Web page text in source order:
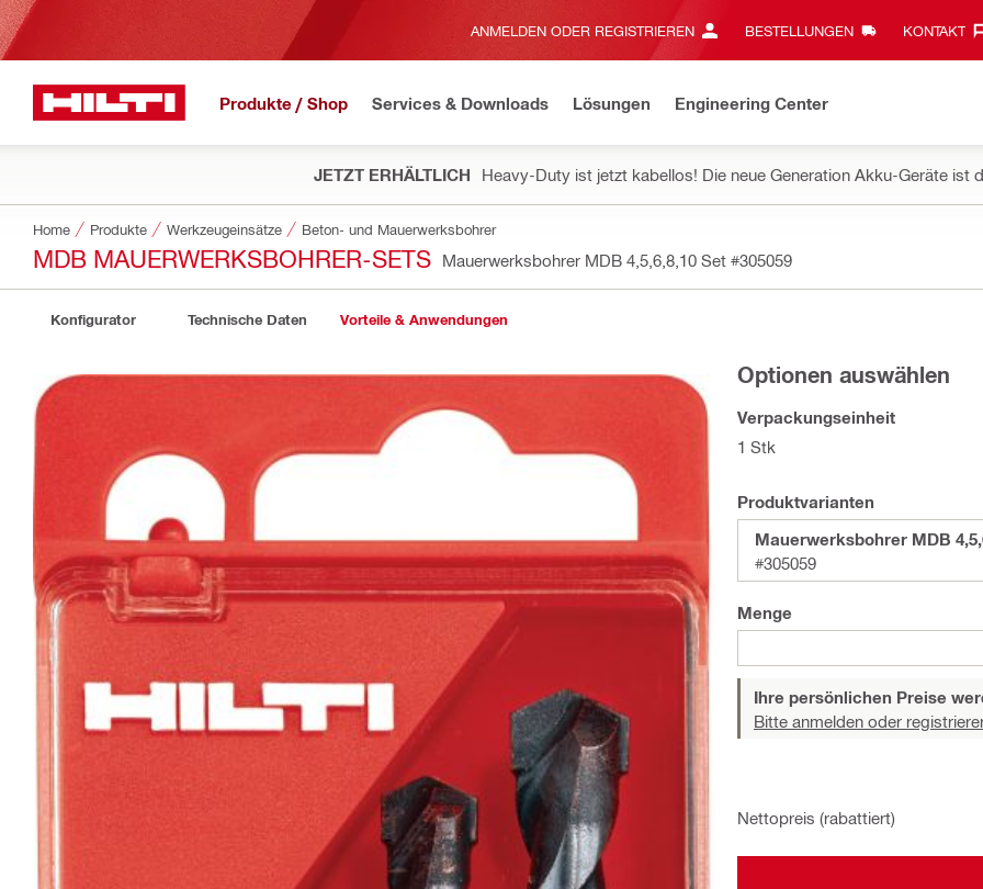
ANMELDEN ODER REGISTRIEREN BESTELLUNGEN KONTAKT‎
Produkte / Shop Services & Downloads Lösungen Engineering Center
JETZT ERHÄLTLICH Heavy-Duty ist jetzt kabellos! Die neue Generation Akku-Geräte ist
Home Produkte Werkzeugeinsätze Beton- und Mauerwerksbohrer
MDB MAUERWERKSBOHRER-SETS Mauerwerksbohrer MDB 4,5,6,8,10 Set #305059
Konfigurator Technische Daten Vorteile & Anwendungen
Optionen auswählen
Verpackungseinheit
1 Stk
Produktvarianten
Mauerwerksbohrer MDB
#305059
Menge
Ihre persönlichen Preise
Bitte anmelden oder
Nettopreis (rabattiert)